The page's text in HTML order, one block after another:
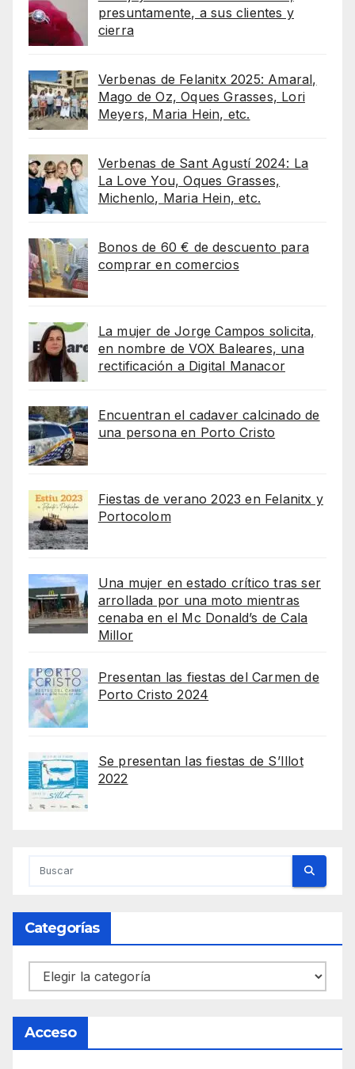
presuntamente, a sus clientes y
cierra
Verbenas de Felanitx 2025: Amaral,
Mago de Oz, Oques Grasses, Lori
Meyers, Maria Hein, etc.
Verbenas de Sant Agustí 2024: La
La Love You, Oques Grasses,
Michenlo, Maria Hein, etc.
Bonos de 60 € de descuento para
comprar en comercios
La mujer de Jorge Campos solicita,
en nombre de VOX Baleares, una
rectificación a Digital Manacor
Encuentran el cadaver calcinado de
una persona en Porto Cristo
Fiestas de verano 2023 en Felanitx y
Portocolom
Una mujer en estado crítico tras ser
arrollada por una moto mientras
cenaba en el Mc Donald’s de Cala
Millor
Presentan las fiestas del Carmen de
Porto Cristo 2024
Se presentan las fiestas de S’Illot
2022
Categorías
Categorías
Acceso